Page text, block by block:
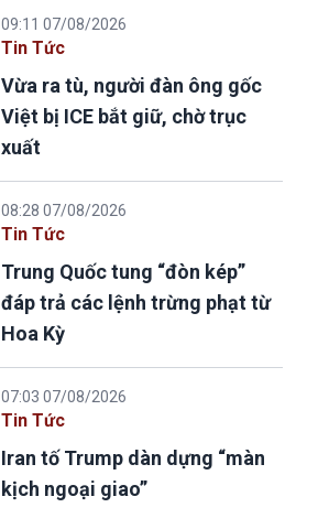
09:11 07/08/2026
Tin Tức
Vừa ra tù, người đàn ông gốc
Việt bị ICE bắt giữ, chờ trục
xuất
08:28 07/08/2026
Tin Tức
Trung Quốc tung “đòn kép”
đáp trả các lệnh trừng phạt từ
Hoa Kỳ
07:03 07/08/2026
Tin Tức
Iran tố Trump dàn dựng “màn
kịch ngoại giao”